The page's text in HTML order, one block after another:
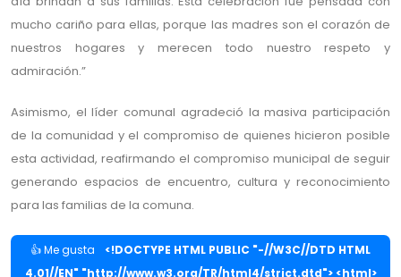
mucho cariño para ellas, porque las madres son el corazón de
nuestros hogares y merecen todo nuestro respeto y
admiración.”
Asimismo, el líder comunal agradeció la masiva participación
de la comunidad y el compromiso de quienes hicieron posible
esta actividad, reafirmando el compromiso municipal de seguir
generando espacios de encuentro, cultura y reconocimiento
para las familias de la comuna.
👍 Me gusta
<!DOCTYPE HTML PUBLIC "-//W3C//DTD HTML
4.01//EN" "http://www.w3.org/TR/html4/strict.dtd"> <html>